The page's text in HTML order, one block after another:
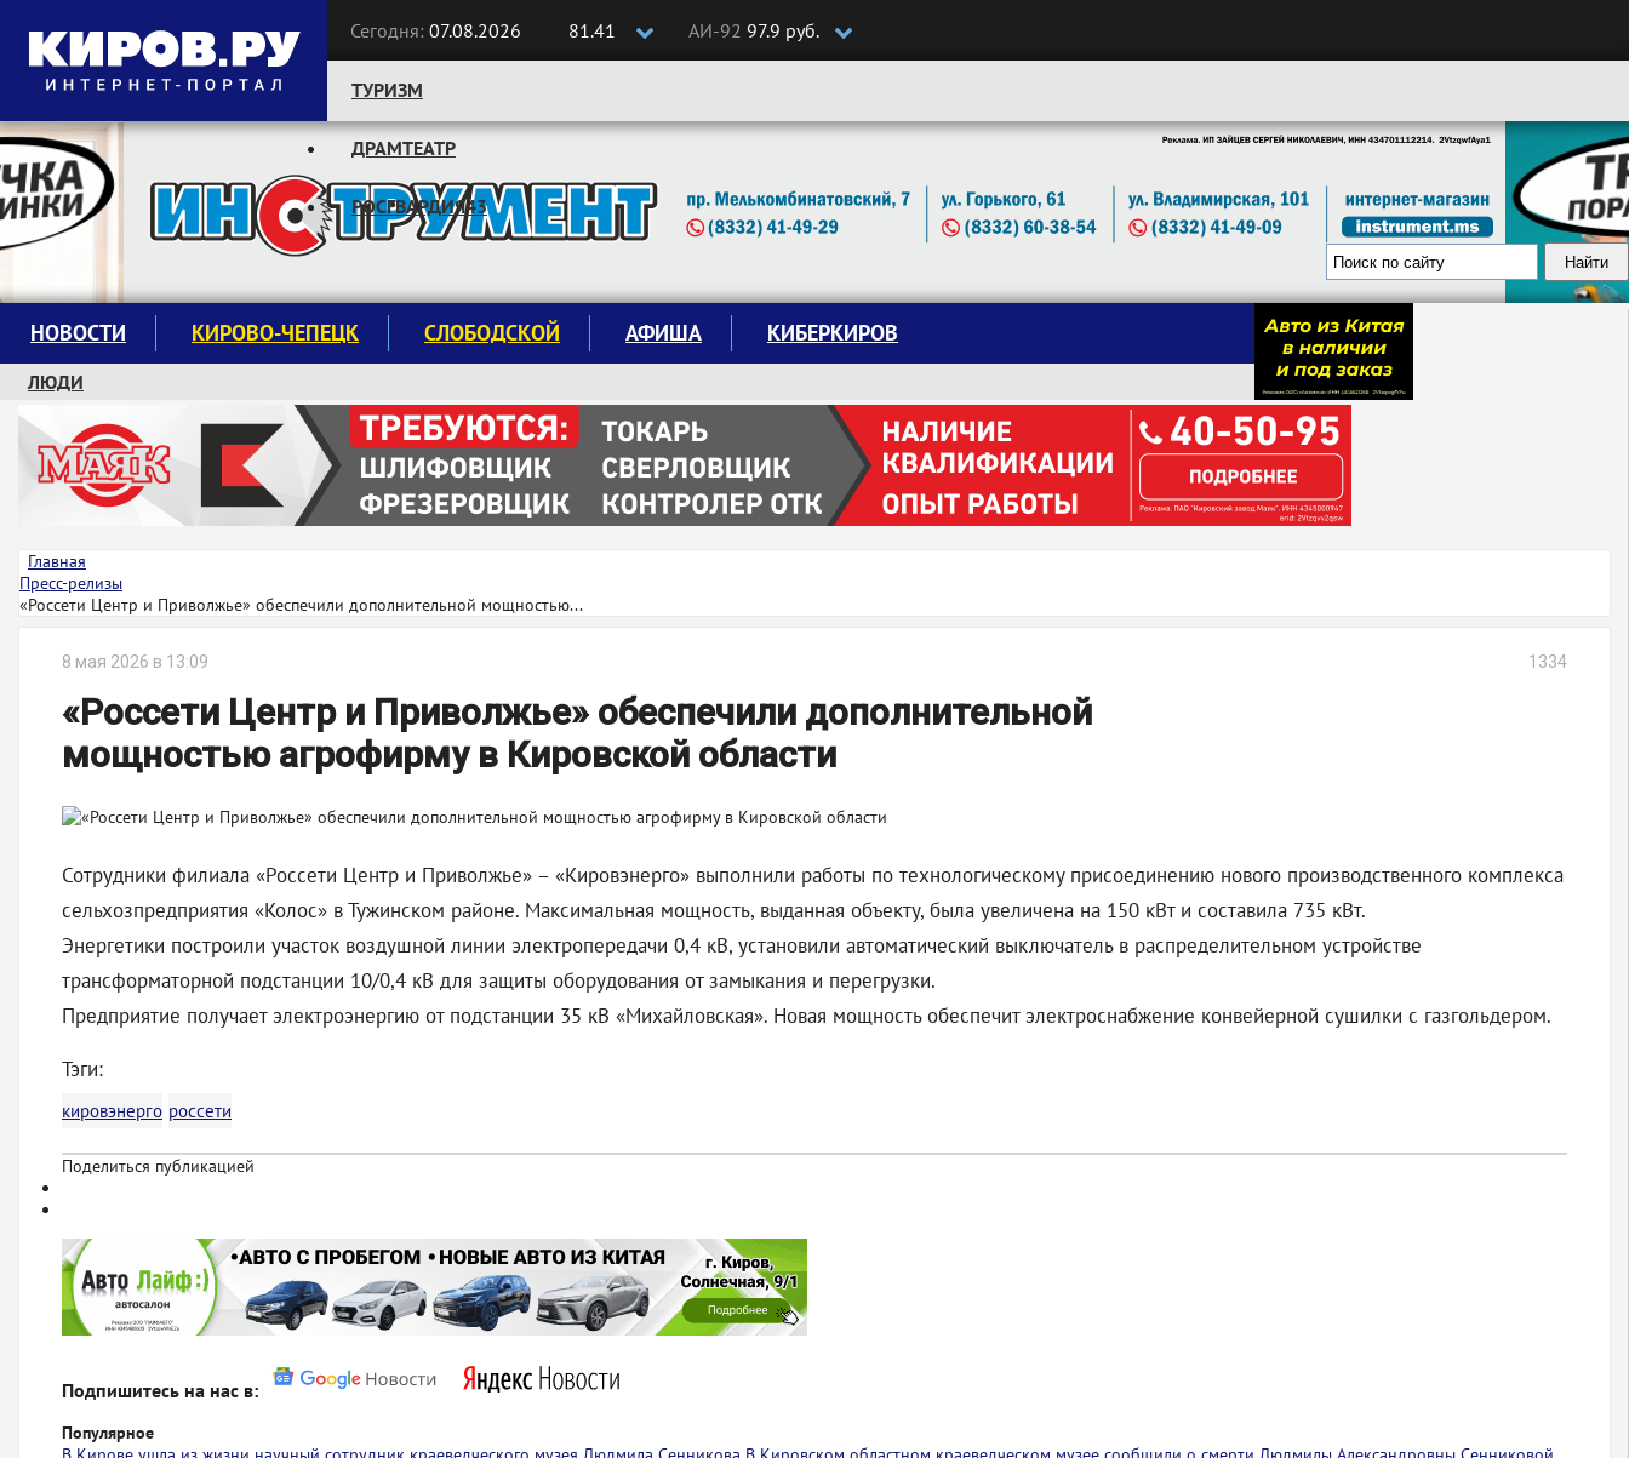
Сегодня: 07.08.2026 81.41 АИ-92 97.9 руб.
Следите за новостями:
ТУРИЗМ
ДРАМТЕАТР
РОСГВАРДИЯ43
НОВОСТИ КИРОВО-ЧЕПЕЦК СЛОБОДСКОЙ АФИША КИБЕРКИРОВ
ЛЮДИ
КРУЖКИ И СЕКЦИИ
ЗАВОДУ "МАЯК" 85 ЛЕТ
ЭКОЛОГИЯ
Главная
Пресс-релизы
«Россети Центр и Приволжье» обеспечили дополнительной мощностью...
8 мая 2026 в 13:09 1334
«Россети Центр и Приволжье» обеспечили дополнительной
мощностью агрофирму в Кировской области
Сотрудники филиала «Россети Центр и Приволжье» – «Кировэнерго» выполнили работы по технологическому присоединению нового производственного комплекса
сельхозпредприятия «Колос» в Тужинском районе. Максимальная мощность, выданная объекту, была увеличена на 150 кВт и составила 735 кВт.
Энергетики построили участок воздушной линии электропередачи 0,4 кВ, установили автоматический выключатель в распределительном устройстве
трансформаторной подстанции 10/0,4 кВ для защиты оборудования от замыкания и перегрузки.
Предприятие получает электроэнергию от подстанции 35 кВ «Михайловская». Новая мощность обеспечит электроснабжение конвейерной сушилки с газгольдером.
Тэги:
кировэнерго россети
Поделиться публикацией
Подпишитесь на нас в:
Популярное